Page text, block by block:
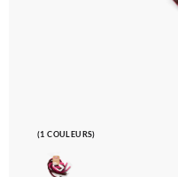
(1 COULEURS)